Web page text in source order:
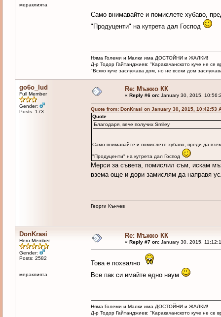
мераклията
Само внимавайте и помислете хубаво,
"Продуценти" на кутрета дал Господ
Няма Големи и Малки има ДОСТОЙНИ и ЖАЛКИ!
Д-р Тодор Гайтанджиев: "Каракачанското куче не
"Всяко куче заслужава дом, но не всеки дом
go6o_lud
Full Member
Gender:
Posts: 173
Re: Мъжко КК
« Reply #6 on:January 30, 2015,
Quote from: DonKrasi on January 30, 2015, 10:42:53
Quote
Благодаря, вече получих Smiley
Само внимавайте и помислете хубаво, преди да
"Продуценти" на кутрета дал Господ
Мерси за съвета, помислил съм, искам
взема още и дори замислям да направя
Георги Кънчев
DonKrasi
Hero Member
Gender:
Posts: 2582
мераклията
Re: Мъжко КК
« Reply #7 on:January 30, 2015,
Това е похвално
Все пак си имайте едно наум
Няма Големи и Малки има ДОСТОЙНИ и ЖАЛКИ!
Д-р Тодор Гайтанджиев: "Каракачанското куче не